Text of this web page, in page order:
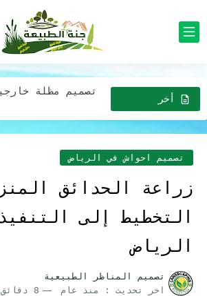
أخر
الاخبار
تصميم احواش في الرياض
زراعة الحدائق
التخطيط إلى
الرياض
تصميم المناظر الطبيعية
اخر تحديث :
منذ عام 8 دقائق للقراءة